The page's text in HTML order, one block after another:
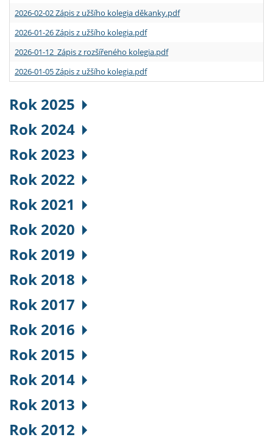
2026-02-02 Zápis z užšího kolegia děkanky.pdf
2026-01-26 Zápis z užšího kolegia.pdf
2026-01-12 Zápis z rozšířeného kolegia.pdf
2026-01-05 Zápis z užšího kolegia.pdf
Rok 2025
Rok 2024
Rok 2023
Rok 2022
Rok 2021
Rok 2020
Rok 2019
Rok 2018
Rok 2017
Rok 2016
Rok 2015
Rok 2014
Rok 2013
Rok 2012